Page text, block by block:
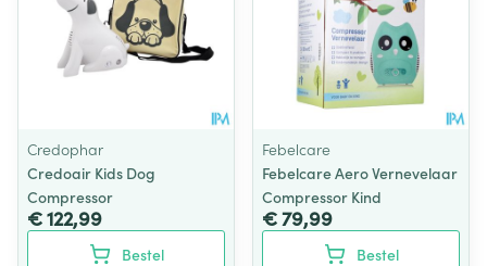
Credophar
Credoair Kids Dog
Compressor
€ 122,99
Bestel
Febelcare
Febelcare Aero Vernevelaar
Compressor Kind
€ 79,99
Bestel